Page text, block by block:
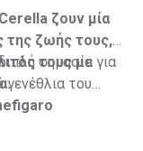
Cerella ζουν μία
της ζωής τους,
τους με
σημασία για
του